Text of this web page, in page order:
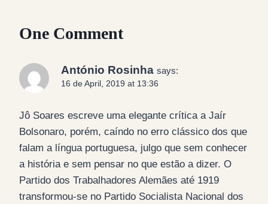
One Comment
António Rosinha says:
16 de April, 2019 at 13:36
Jô Soares escreve uma elegante crítica a Jaír
Bolsonaro, porém, caíndo no erro clássico dos que
falam a língua portuguesa, julgo que sem conhecer
a história e sem pensar no que estão a dizer. O
Partido dos Trabalhadores Alemães até 1919
transformou-se no Partido Socialista Nacional dos